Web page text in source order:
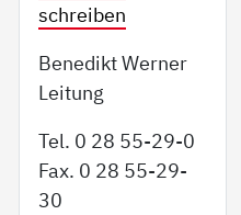
schreiben
Benedikt Werner
Leitung
Tel. 0 28 55-29-0
Fax. 0 28 55-29-
30